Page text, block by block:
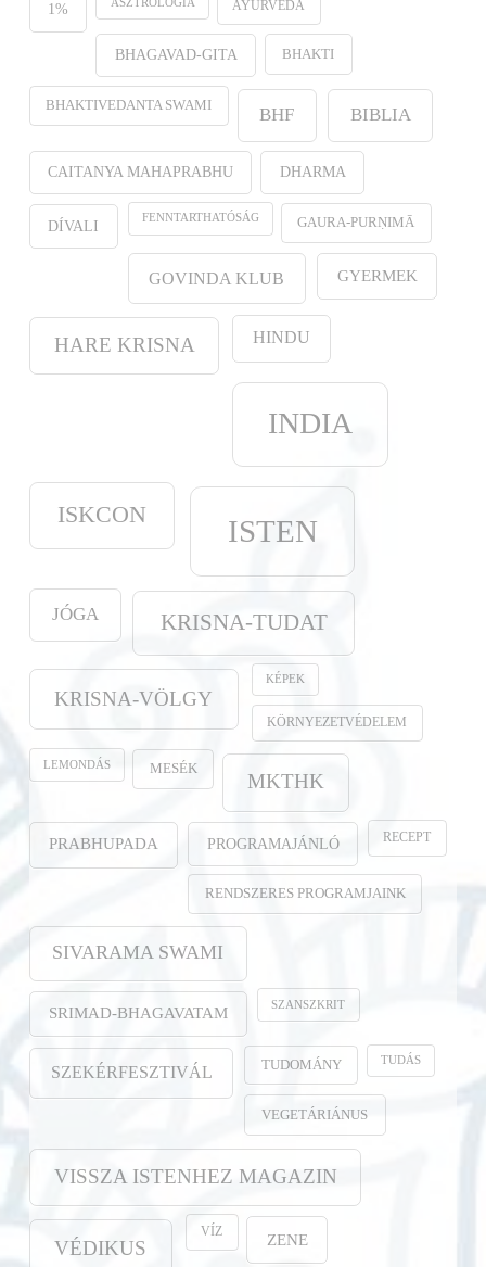
1% ASZTROLÓGIA AYURVEDA
BHAGAVAD-GITA BHAKTI
BHAKTIVEDANTA SWAMI BHF BIBLIA
CAITANYA MAHAPRABHU DHARMA
DÍVALI FENNTARTHATÓSÁG GAURA-PURṆIMĀ
GOVINDA KLUB GYERMEK
HARE KRISNA HINDU
INDIA
ISKCON ISTEN
JÓGA KRISNA-TUDAT
KRISNA-VÖLGY
KÉPEK
KÖRNYEZETVÉDELEM
LEMONDÁS MESÉK
MKTHK
PRABHUPADA PROGRAMAJÁNLÓ RECEPT
RENDSZERES PROGRAMJAINK
SIVARAMA SWAMI
SRIMAD-BHAGAVATAM SZANSZKRIT
SZEKÉRFESZTIVÁL TUDOMÁNY TUDÁS
VEGETÁRIÁNUS
VISSZA ISTENHEZ MAGAZIN
VÉDIKUS
VÍZ ZENE